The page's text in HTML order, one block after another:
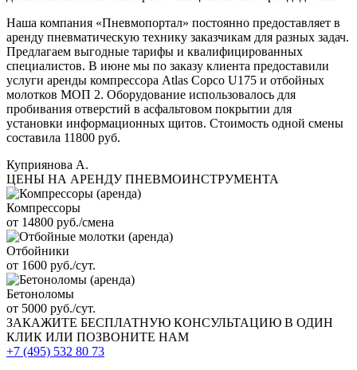
Наша компания «Пневмопортал» постоянно предоставляет в
аренду пневматическую технику заказчикам для разных задач.
Предлагаем выгодные тарифы и квалифицированных
специалистов. В июне мы по заказу клиента предоставили
услуги аренды компрессора Atlas Copco U175 и отбойных
молотков МОП 2. Оборудование использовалось для
пробивания отверстий в асфальтовом покрытии для
установки информационных щитов. Стоимость одной смены
составила 11800 руб.
Куприянова А.
ЦЕНЫ НА АРЕНДУ ПНЕВМОИНСТРУМЕНТА
Компрессоры
от 14800 руб./смена
Отбойники
от 1600 руб./сут.
Бетоноломы
от 5000 руб./сут.
ЗАКАЖИТЕ БЕСПЛАТНУЮ КОНСУЛЬТАЦИЮ В ОДИН
КЛИК ИЛИ ПОЗВОНИТЕ НАМ
+7 (495) 532 80 73